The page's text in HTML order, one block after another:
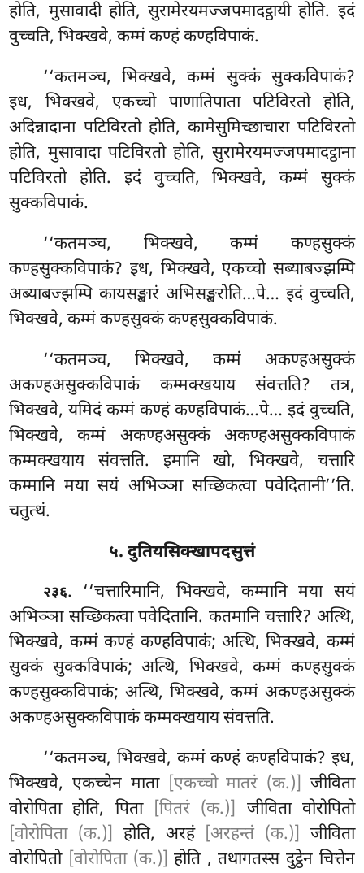
होति, मुसावादी होति, सुरामेरयमज्जपमादट्ठायीहोति. इदं
वुच्चति, भिक्खवे, कम्मं कण्हं कण्हविपाकं.
‘‘कतमञ्च, भिक्खवे, कम्मं सुक्कं सुक्कविपाकं?
इध, भिक्खवे, एकच्चो पाणातिपाता पटिविरतो होति,
अदिन्नादाना पटिविरतो होति, कामेसुमिच्छाचारा पटिविरतो
होति, मुसावादा पटिविरतो होति, सुरामेरयमज्जपमादट्ठाना
पटिविरतो होति. इदं वुच्चति, भिक्खवे, कम्मं सुक्कं
सुक्कविपाकं.
‘‘कतमञ्च, भिक्खवे, कम्मं कण्हसुक्कं
कण्हसुक्कविपाकं? इध, भिक्खवे, एकच्चो सब्याबज्झम्पि
अब्याबज्झम्पि कायसङ्खारं अभिसङ्खरोति…पे… इदं वुच्चति,
भिक्खवे, कम्मं कण्हसुक्कं कण्हसुक्कविपाकं.
‘‘कतमञ्च, भिक्खवे, कम्मं अकण्हअसुक्कं
अकण्हअसुक्कविपाकं कम्मक्खयाय संवत्तति? तत्र,
भिक्खवे, यमिदं कम्मं कण्हं कण्हविपाकं…पे… इदं वुच्चति,
भिक्खवे, कम्मं अकण्हअसुक्कं अकण्हअसुक्कविपाकं
कम्मक्खयाय संवत्तति. इमानि खो, भिक्खवे, चत्तारि
कम्मानि मया सयं अभिञ्ञा सच्छिकत्वा पवेदितानी’’ति.
चतुत्थं.
५. दुतियसिक्खापदसुत्तं
२३६. ‘‘चत्तारिमानि, भिक्खवे, कम्मानि मया सयं
अभिञ्ञा सच्छिकत्वा पवेदितानि. कतमानि चत्तारि? अत्थि,
भिक्खवे, कम्मं कण्हं कण्हविपाकं; अत्थि, भिक्खवे, कम्मं
सुक्कं सुक्कविपाकं; अत्थि, भिक्खवे, कम्मं कण्हसुक्कं
कण्हसुक्कविपाकं; अत्थि, भिक्खवे, कम्मं अकण्हअसुक्कं
अकण्हअसुक्कविपाकं कम्मक्खयाय संवत्तति.
‘‘कतमञ्च, भिक्खवे, कम्मं कण्हं कण्हविपाकं? इध,
भिक्खवे, एकच्चेन माता [एकच्चो मातरं (क.)] जीविता
वोरोपिता होति, पिता [पितरं (क.)]
जीविता वोरोपितो
[वोरोपिता (क.)] होति, अरहं [अरहन्तं (क.)] जीविता
वोरोपितो [वोरोपिता (क.)] होति , तथागतस्स दुट्ठेन चित्तेन